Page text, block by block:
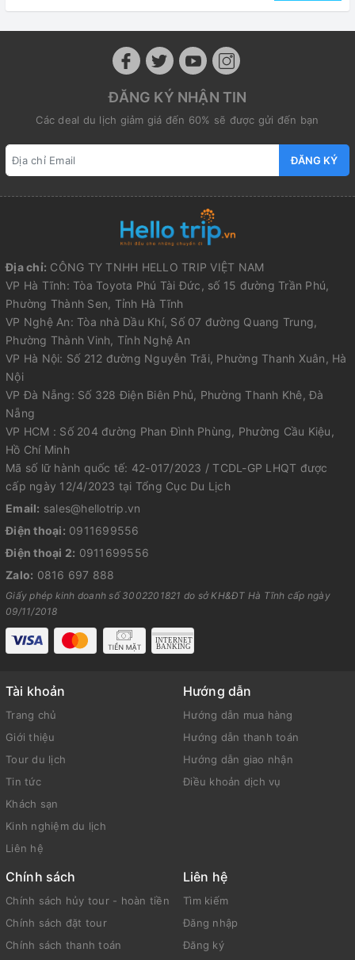
ĐĂNG KÝ NHẬN TIN
Các deal du lịch giảm giá đến 60% sẽ được gửi đến bạn
ĐĂNG KÝ
Địa chỉ: CÔNG TY TNHH HELLO TRIP VIỆT NAM
VP Hà Tĩnh: Tòa Toyota Phú Tài Đức, số 15 đường Trần Phú,
Phường Thành Sen, Tỉnh Hà Tĩnh
VP Nghệ An: Tòa nhà Dầu Khí, Số 07 đường Quang Trung,
Phường Thành Vinh, Tỉnh Nghệ An
VP Hà Nội: Số 212 đường Nguyễn Trãi, Phường Thanh Xuân, Hà
Nội
VP Đà Nẵng: Số 328 Điện Biên Phủ, Phường Thanh Khê, Đà
Nẵng
VP HCM : Số 204 đường Phan Đình Phùng, Phường Cầu Kiệu,
Hồ Chí Minh
Mã số lữ hành quốc tế: 42-017/2023 / TCDL-GP LHQT được
cấp ngày 12/4/2023 tại Tổng Cục Du Lịch
Email: sales@hellotrip.vn
Điện thoại: 0911699556
Điện thoại 2: 0911699556
Zalo: 0816 697 888
Giấy phép kinh doanh số 3002201821 do sở KH&ĐT Hà Tĩnh cấp ngày
09/11/2018
Tài khoản
Trang chủ
Giới thiệu
Tour du lịch
Tin tức
Khách sạn
Kinh nghiệm du lịch
Liên hệ
Hướng dẫn
Hướng dẫn mua hàng
Hướng dẫn thanh toán
Hướng dẫn giao nhận
Điều khoản dịch vụ
Chính sách
Chính sách hủy tour - hoàn tiền
Chính sách đặt tour
Chính sách thanh toán
Liên hệ
Tìm kiếm
Đăng nhập
Đăng ký